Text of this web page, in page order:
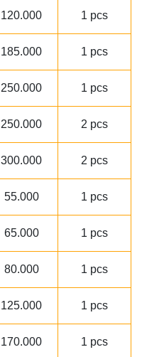
120.000 1 pcs
185.000 1 pcs
250.000 1 pcs
250.000 2 pcs
300.000 2 pcs
55.000 1 pcs
65.000 1 pcs
80.000 1 pcs
125.000 1 pcs
170.000 1 pcs